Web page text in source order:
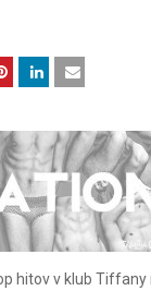
hitov v klub